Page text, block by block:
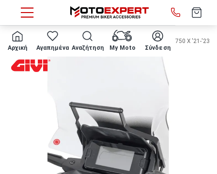
Αρχική Αγαπημένα Αναζήτηση My Moto Σύνδεση
HOME ΜΠΑΡΑΚΙ SMARTPHONE/GPS GIVI - FB1192 Honda NC750 X '21-'23